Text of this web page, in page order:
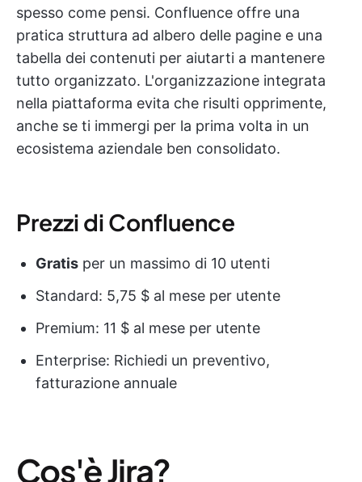
spesso come pensi. Confluence offre una
pratica struttura ad albero delle pagine e una
tabella dei contenuti per aiutarti a mantenere
tutto organizzato. L'organizzazione integrata
nella piattaforma evita che risulti opprimente,
anche se ti immergi per la prima volta in un
ecosistema aziendale ben consolidato.
Prezzi di Confluence
Gratis per un massimo di 10 utenti
Standard: 5,75 $ al mese per utente
Premium: 11 $ al mese per utente
Enterprise: Richiedi un preventivo,
fatturazione annuale
Cos'è Jira?